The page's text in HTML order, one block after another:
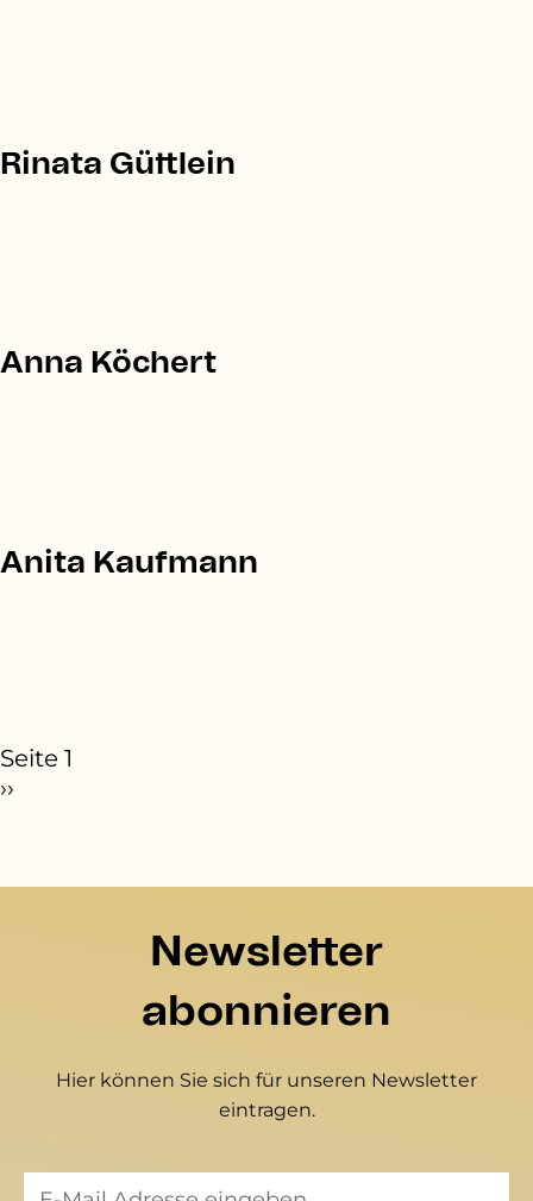
Rinata Güttlein
Anna Köchert
Anita Kaufmann
Seite 1
››
Newsletter
abonnieren
Hier können Sie sich für unseren Newsletter
eintragen.